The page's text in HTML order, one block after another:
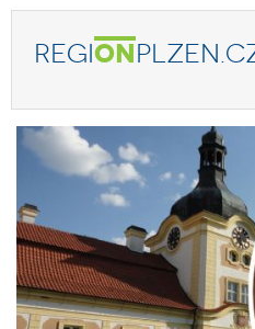
REGION